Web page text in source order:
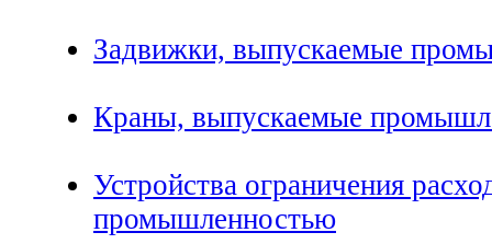
Задвижки, выпускаемые
Краны, выпускаемые
Устройства ограничения
промышленностью